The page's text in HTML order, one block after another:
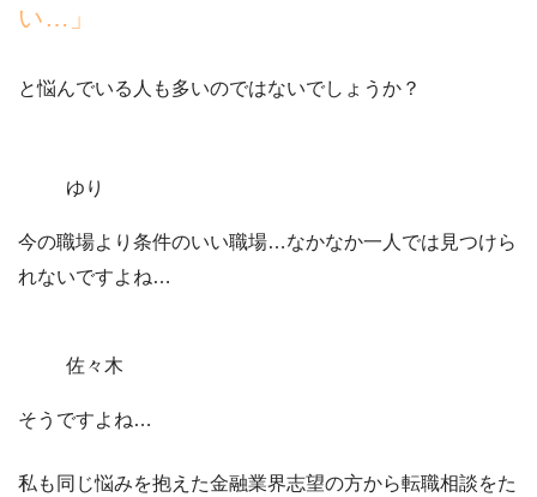
い…」
と悩んでいる人も多いのではないでしょうか？
ゆり
今の職場より条件のいい職場…なかなか一人では見つけら
れないですよね…
佐々木
そうですよね…
私も同じ悩みを抱えた金融業界志望の方から転職相談をた